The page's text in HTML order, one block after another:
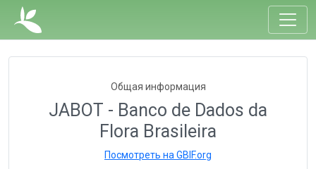
Общая информация
JABOT - Banco de Dados da
Flora Brasileira
Посмотреть на GBIF.org